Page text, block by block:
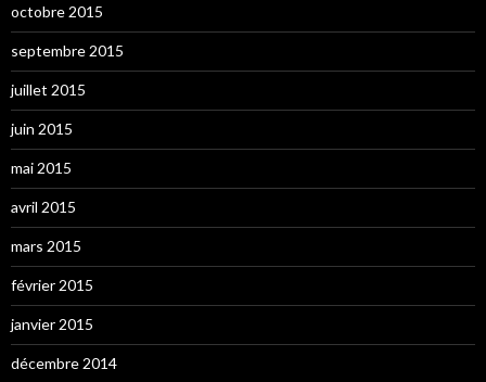
octobre 2015
septembre 2015
juillet 2015
juin 2015
mai 2015
avril 2015
mars 2015
février 2015
janvier 2015
décembre 2014